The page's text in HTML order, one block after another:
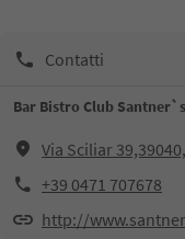
Contatti
Bar Bistro Club Santner`s
Via Sciliar
+39 0471 707678
http://